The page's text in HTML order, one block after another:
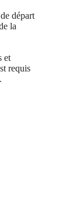
départ
la
et
requis